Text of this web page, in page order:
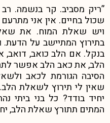
”ריק מסביב. קר בנשמה.
שכול בחיים. אין אני
ויש שאלת המוח. את
בתירוץ המתיישב על
בנקל. אם הלב כואב,
הלב, את כאב הלב אפשר
הסיבה הגורמת לכאב
שאין לי תירוץ לשאלת
יחיד בודד? כל בני ביתי
המתים תתורץ שאלת הלב,